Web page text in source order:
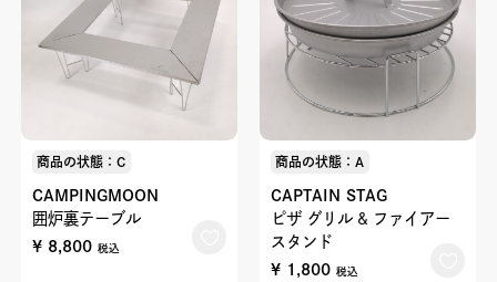
商品の状態：C
CAMPINGMOON
囲炉裏テーブル
¥ 8,800 税込
商品の状態：A
CAPTAIN STAG
ピザ グリル & ファイアー
スタンド
¥ 1,800 税込